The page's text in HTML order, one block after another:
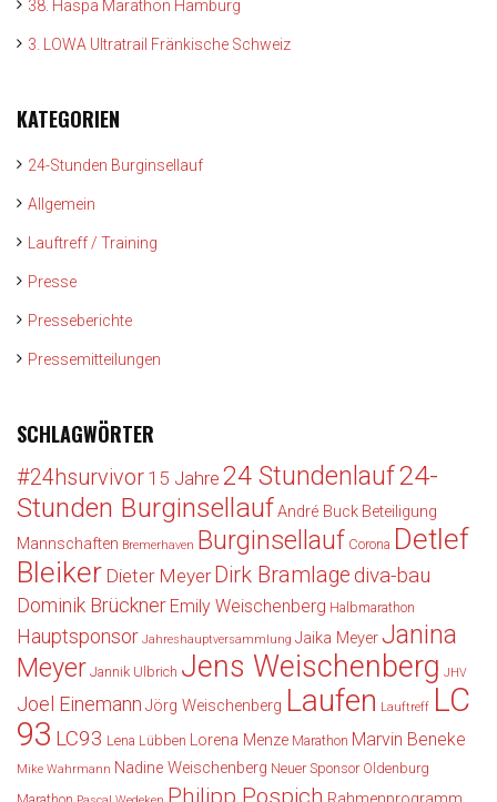
38. Haspa Marathon Hamburg
3. LOWA Ultratrail Fränkische Schweiz
KATEGORIEN
24-Stunden Burginsellauf
Allgemein
Lauftreff / Training
Presse
Presseberichte
Pressemitteilungen
SCHLAGWÖRTER
#24hsurvivor 15 Jahre 24 Stundenlauf24-
Stunden BurginsellaufAndré Buck Beteiligung
Mannschaften Bremerhaven Burginsellauf Corona Detlef
Bleiker Dieter Meyer Dirk Bramlagediva-bau
Dominik Brückner Emily Weischenberg Halbmarathon
Hauptsponsor Jahreshauptversammlung Jaika MeyerJanina
Meyer Jannik Ulbrich Jens Weischenberg JHV
Joel Einemann Jörg Weischenberg Laufen Lauftreff LC
93 LC93 Lena Lübben Lorena Menze Marathon Marvin Beneke
Mike Wahrmann Nadine Weischenberg Neuer Sponsor Oldenburg
Philipp Pospich